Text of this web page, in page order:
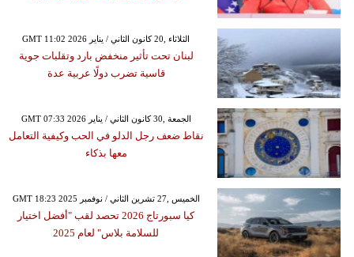
GMT 11:02 2026 الثلاثاء ,20 كانون الثاني / يناير
لبنان تحت تأثير منخفض بارد وتقلبات جوية
قاسية تضرب دولًا عربية عدة
GMT 07:33 2026 الجمعة ,30 كانون الثاني / يناير
نقاط ضعف رجل الدلو في الحب وكيفية التعامل
معها بذكاء
GMT 18:23 2025 الخميس ,27 تشرين الثاني / نوفمبر
كيا سبورتاج 2026 تحصد لقب "أفضل اختيار
للسلامة بلاس" لعام 2025